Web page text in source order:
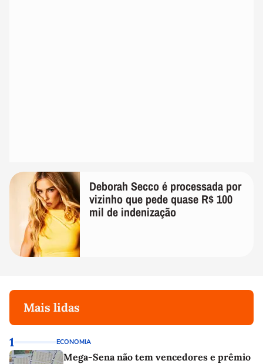
Deborah Secco é processada por
vizinho que pede quase R$ 100
mil de indenização
Mais lidas
1 ECONOMIA
Mega-Sena não tem vencedores e prêmio